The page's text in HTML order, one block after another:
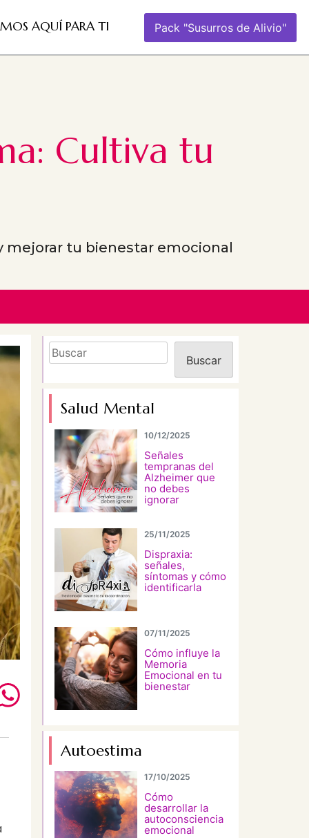
AQUÍ PARA TI Pack "Susurros de Alivio"
Cultiva tu
mejorar tu bienestar emocional
Buscar
Buscar
Salud Mental
10/12/2025
Señales
tempranas del
Alzheimer que
no debes
ignorar
25/11/2025
Dispraxia:
señales,
síntomas y cómo
identificarla
07/11/2025
Cómo influye la
Memoria
Emocional en tu
bienestar
Autoestima
17/10/2025
Cómo
desarrollar la
autoconsciencia
emocional